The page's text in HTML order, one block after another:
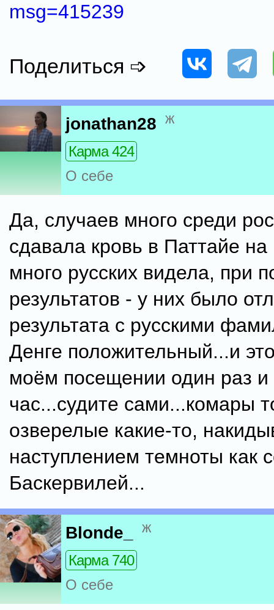
msg=415239
Поделиться ➩
jonathan28 ж
Карма 424
О себе
Да, случаев много среди
сдавала кровь в Паттайе на
много русских видела, при
результатов - у них было
результата с русскими
Денге положительный...и
моём посещении один раз и
час...судите сами...комары
озверелые какие-то,
наступлением темноты как
Баскервилей...
Blonde_ ж
Карма 740
О себе